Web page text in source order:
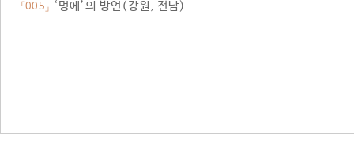
「005」 ‘멍에 ’의 방언(강원, 전남).